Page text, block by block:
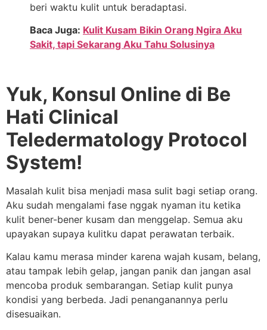
beri waktu kulit untuk beradaptasi.
Baca Juga: Kulit Kusam Bikin Orang Ngira Aku
Sakit, tapi Sekarang Aku Tahu Solusinya
Yuk, Konsul Online di Be
Hati Clinical
Teledermatology Protocol
System!
Masalah kulit bisa menjadi masa sulit bagi setiap orang.
Aku sudah mengalami fase nggak nyaman itu ketika
kulit bener-bener kusam dan menggelap. Semua aku
upayakan supaya kulitku dapat perawatan terbaik.
Kalau kamu merasa minder karena wajah kusam, belang,
atau tampak lebih gelap, jangan panik dan jangan asal
mencoba produk sembarangan. Setiap kulit punya
kondisi yang berbeda. Jadi penanganannya perlu
disesuaikan.